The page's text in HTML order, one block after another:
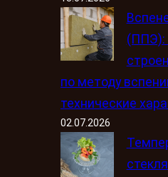
(ППЭ):
по методу
технические
02.07.2026